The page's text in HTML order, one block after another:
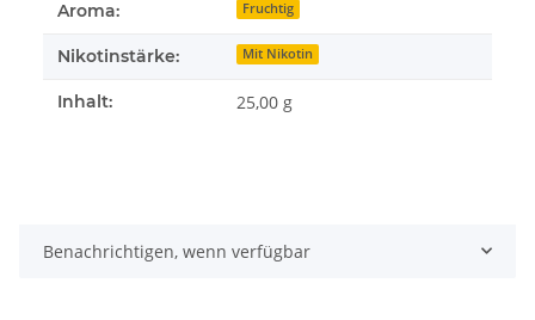
Aroma: Fruchtig
Nikotinstärke: Mit Nikotin
Inhalt: 25,00 g
Benachrichtigen, wenn verfügbar